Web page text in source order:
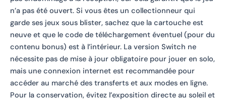
n’a pas été ouvert. Si vous êtes un collectionneur qui
garde ses jeux sous blister, sachez que la cartouche est
neuve et que le code de téléchargement éventuel (pour du
contenu bonus) est à l’intérieur. La version Switch ne
nécessite pas de mise à jour obligatoire pour jouer en solo,
mais une connexion internet est recommandée pour
accéder au marché des transferts et aux modes en ligne.
Pour la conservation, évitez l’exposition directe au soleil et